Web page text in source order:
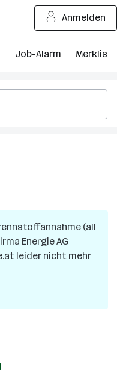
Anmelden
Job-Alarm Merkliste
(all
Energie AG
leider nicht mehr